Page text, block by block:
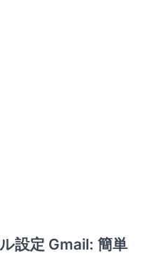
設定 Gmail: 簡単